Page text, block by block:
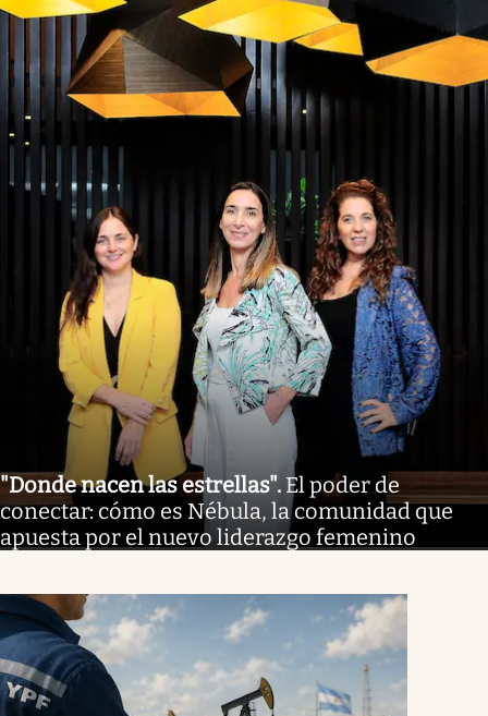
"Donde nacen las estrellas". El poder de
conectar: cómo es Nébula, la comunidad que
apuesta por el nuevo liderazgo femenino